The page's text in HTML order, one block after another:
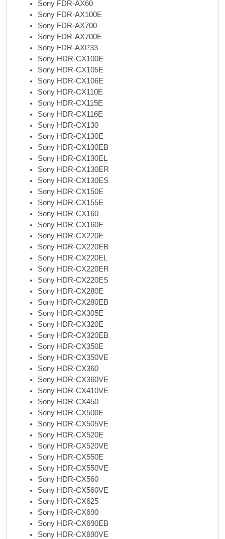
Sony FDR-AX60
Sony FDR-AX100E
Sony FDR-AX700
Sony FDR-AX700E
Sony FDR-AXP33
Sony HDR-CX100E
Sony HDR-CX105E
Sony HDR-CX106E
Sony HDR-CX110E
Sony HDR-CX115E
Sony HDR-CX116E
Sony HDR-CX130
Sony HDR-CX130E
Sony HDR-CX130EB
Sony HDR-CX130EL
Sony HDR-CX130ER
Sony HDR-CX130ES
Sony HDR-CX150E
Sony HDR-CX155E
Sony HDR-CX160
Sony HDR-CX160E
Sony HDR-CX220E
Sony HDR-CX220EB
Sony HDR-CX220EL
Sony HDR-CX220ER
Sony HDR-CX220ES
Sony HDR-CX280E
Sony HDR-CX280EB
Sony HDR-CX305E
Sony HDR-CX320E
Sony HDR-CX320EB
Sony HDR-CX350E
Sony HDR-CX350VE
Sony HDR-CX360
Sony HDR-CX360VE
Sony HDR-CX410VE
Sony HDR-CX450
Sony HDR-CX500E
Sony HDR-CX505VE
Sony HDR-CX520E
Sony HDR-CX520VE
Sony HDR-CX550E
Sony HDR-CX550VE
Sony HDR-CX560
Sony HDR-CX560VE
Sony HDR-CX625
Sony HDR-CX690
Sony HDR-CX690EB
Sony HDR-CX690VE